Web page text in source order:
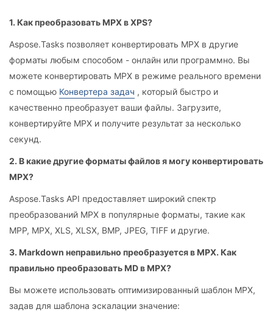
1. Как преобразовать MPX в XPS?
Aspose.Tasks позволяет конвертировать MPX в другие
форматы любым способом - онлайн или программно. Вы
можете конвертировать MPX в режиме реального времени
с помощью Конвертера задач , который быстро и
качественно преобразует ваши файлы. Загрузите,
конвертируйте MPX и получите результат за несколько
секунд.
2. В какие другие форматы файлов я могу конвертировать
MPX?
Aspose.Tasks API предоставляет широкий спектр
преобразований MPX в популярные форматы, такие как
MPP, MPX, XLS, XLSX, BMP, JPEG, TIFF и другие.
3. Markdown неправильно преобразуется в MPX. Как
правильно преобразовать MD в MPX?
Вы можете использовать оптимизированный шаблон MPX,
задав для шаблона эскалации значение: